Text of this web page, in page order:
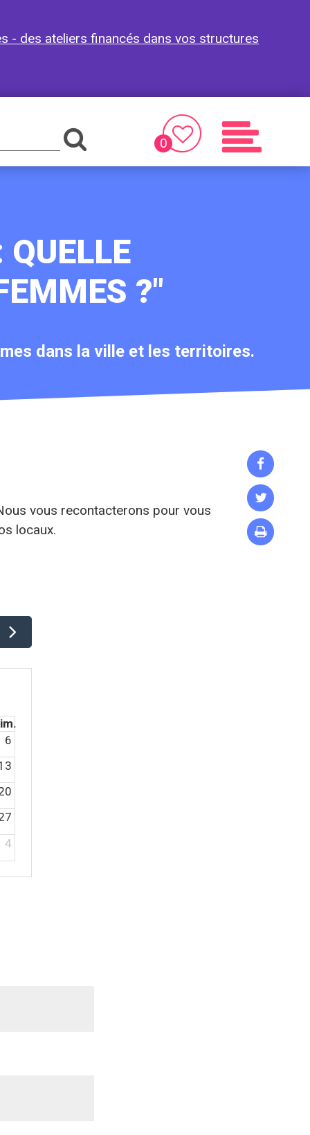
- des ateliers financés dans vos structures
0
QUELLE
?"
dans la ville et les territoires.



vous recontacterons pour vous
locaux.
6
4